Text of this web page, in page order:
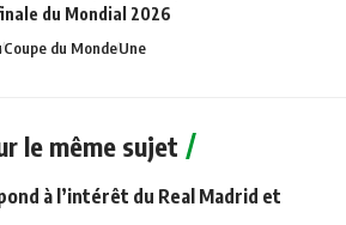
du Mondial 2026
Coupe du MondeUne
le même sujet
à l’intérêt du Real Madrid et